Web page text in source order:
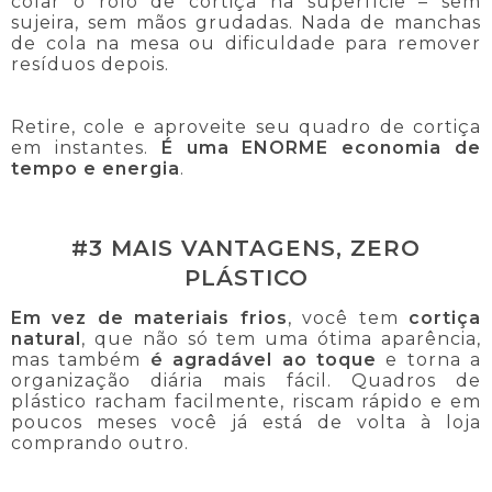
sujeira, sem mãos grudadas. Nada de manchas
de cola na mesa ou dificuldade para remover
resíduos depois.
Retire, cole e aproveite seu quadro de cortiça
em instantes. É uma ENORME economia de
tempo e energia.
#3 MAIS VANTAGENS, ZERO
PLÁSTICO
Em vez de materiais frios, você tem cortiça
natural , que não só tem uma ótima aparência,
mas também é agradável ao toque e torna a
organização diária mais fácil. Quadros de
plástico racham facilmente, riscam rápido e em
poucos meses você já está de volta à loja
comprando outro.